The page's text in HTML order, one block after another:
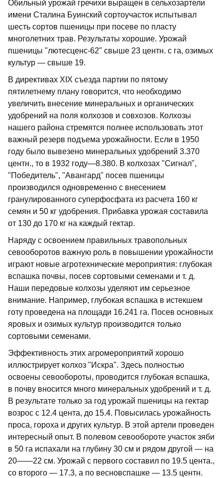
Обильный урожай гречихи выращен в сельхозартели
имени Сталина Буинский сортоучасток испытывал
шесть сортов пшеницы при посеве по пласту
многолетних трав. Результаты хорошие. Урожай
пшеницы "лютесценс-62" свыше 23 центн. с га, озимых
культур — свыше 19.
В директивах XIX съезда партии по пятому
пятилетнему плану говорится, что необходимо
увеличить внесение минеральных и органических
удобрений на поля колхозов и совхозов. Колхозы
нашего района стремятся полнее использовать этот
важный резерв подъема урожайности. Если в 1950
году было вывезено минеральных удобрений 3.370
центн., то в 1932 году—8.380. В колхозах "Сигнал",
"Победитель", "Авангард" посев пшеницы
производился одновременно с внесением
гранулированного суперфосфата из расчета 160 кг
семян и 50 кг удобрения. Прибавка урожая составила
от 130 до 170 кг на каждый гектар.
Наряду с освоением правильных травопольных
севооборотов важную роль в повышении урожайности
играют новые агротехнические мероприятия: глубокая
вспашка почвы, посев сортовыми семенами и т. д.
Наши передовые колхозы уделяют им серьезное
внимание. Например, глубокая вспашка в истекшем
готу проведена на площади 16.241 га. Посев основных
яровых и озимых культур производится только
сортовыми семенами.
Эффективность этих агромероприятий хорошо
иллюстрирует колхоз "Искра". Здесь полностью
освоены севообороты, проводится глубокая вспашка,
в почву вносится много минеральных удобрений и т. д.
В результате только за год урожай пшеницы на гектар
возрос с 12.4 цента, до 15.4. Повысилась урожайность
проса, гороха и других культур. В этой артели проведен
интересный опыт. В полевом севообороте участок зяби
в 50 га испахали на глубину 30 см и рядом другой — на
20——22 см. Урожай с первого составил по 19.5 цента.,
со второго — 17.3, а по весновспашке — 13.5 центн.